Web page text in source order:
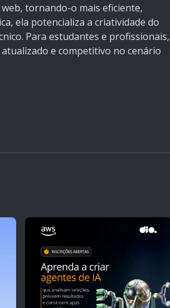
tornando-o mais eficiente,
ela potencializa a criatividade do
Para estudantes e profissionais,
e competitivo no cenário